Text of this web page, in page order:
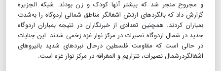
و مجروح منجر شد که بیشتر آنها کودک و زن بودند. شبکه الجزیره
گزارش داد که بالگردهای ارتش اشغالگر مناطق شمالی اردوگاه را به‌شدت
بمباران کردند. همچنین تعدادی از خبرنگاران در نتیجه بمباران اردوگاه
جدید در شمال اردوگاه نصیرات در مرکز نوار غزه زخمی شدند. این جنایات
در حالی است که مقاومت فلسطین درحال نبردهای شدید بانیروهای
اشغالگردرشمال نصیرات، نتزاریم و المغراقه در مرکز نوار غزه است.